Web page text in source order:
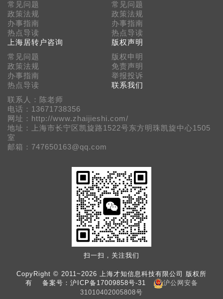
常见问题
政策法规
办事指南
热点导读
常见问题
政策法规
办事指南
热点导读
上海居转户咨询
常见问题
政策法规
办事指南
热点导读
版权声明
版权申明
免责声明
举报投诉
联系我们
联系人：陈老师
电话：13671738356
网址：http://www.zhaijieshi.com/
地址：上海市长宁区凯旋路1522号东方明珠凯旋中心1505
室
邮箱：747650163@qq.com
扫一扫，关注我们
CopyRight © 2011~2026 上海才知信息科技有限公司 版权所
有 备案号： 沪ICP备17009858号-31
沪公网安备
31010402005808号